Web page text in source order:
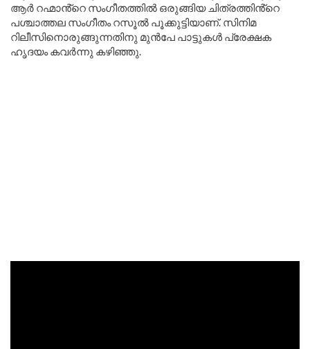
ആർ റഹ്മാൻ്റെ സംഗീതത്തിൽ ഒരുങ്ങിയ ചിത്രത്തിൻ്റെ
പശ്ചാത്തല സംഗീതം റസൂൽ പൂക്കുട്ടിയാണ്. സിനിമ
റിലീസിനൊരുങ്ങുന്നതിനു മുൻപേ പാട്ടുകൾ പ്രേക്ഷക
ഹൃദയം കവർന്നു കഴിഞ്ഞു.